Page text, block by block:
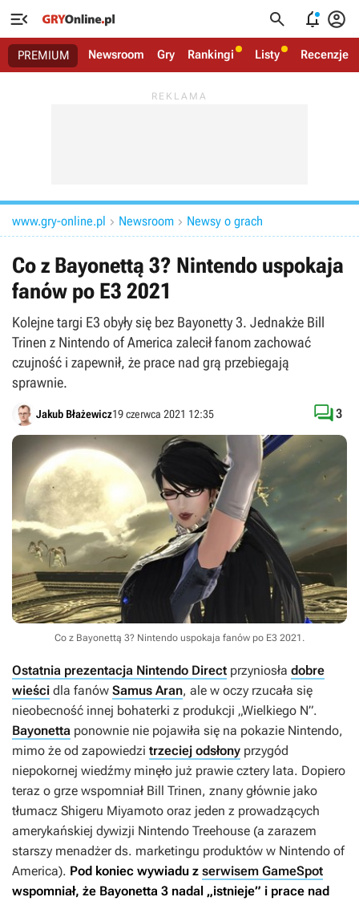
   
PREMIUM Newsroom Gry Rankingi Listy Recenzje
www.gry-online.pl  Newsroom  Newsy o grach
Co z Bayonettą 3? Nintendo uspokaja
fanów po E3 2021
Kolejne targi E3 obyły się bez Bayonetty 3. Jednakże Bill
Trinen z Nintendo of America zalecił fanom zachować
czujność i zapewnił, że prace nad grą przebiegają
sprawnie.
Jakub Błażewicz19 czerwca 2021 12:35 3
Co z Bayonettą 3? Nintendo uspokaja fanów po E3 2021.
Ostatnia prezentacja Nintendo Direct przyniosła dobre
wieści dla fanów Samus Aran, ale w oczy rzucała się
nieobecność innej bohaterki z produkcji „Wielkiego N”.
Bayonetta ponownie nie pojawiła się na pokazie Nintendo,
mimo że od zapowiedzi trzeciej odsłony przygód
niepokornej wiedźmy minęło już prawie cztery lata. Dopiero
teraz o grze wspomniał Bill Trinen, znany głównie jako
tłumacz Shigeru Miyamoto oraz jeden z prowadzących
amerykańskiej dywizji Nintendo Treehouse (a zarazem
starszy menadżer ds. marketingu produktów w Nintendo of
America). Pod koniec wywiadu z serwisem GameSpot
wspomniał, że Bayonetta 3 nadal „istnieje” i prace nad